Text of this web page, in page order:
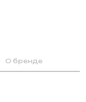
О бренде